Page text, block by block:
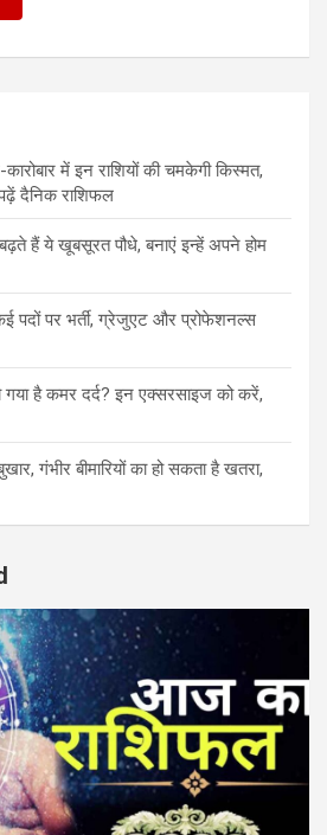
में इन राशियों की चमकेगी किस्मत,
दैनिक राशिफल
हैं ये खूबसूरत पौधे, बनाएं इन्‍हें अपने होम
पदों पर भर्ती, ग्रेजुएट और प्रोफेशनल्स
है कमर दर्द? इन एक्सरसाइज को करें,
गंभीर बीमारियों का हो सकता है खतरा,